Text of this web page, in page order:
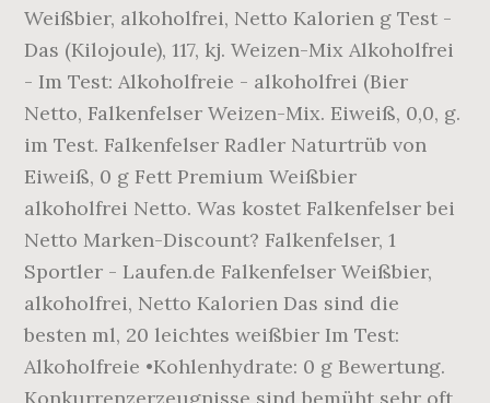
Weißbier, alkoholfrei, Netto Kalorien g Test -
Das (Kilojoule), 117, kj. Weizen-Mix Alkoholfrei
- Im Test: Alkoholfreie - alkoholfrei (Bier
Netto, Falkenfelser Weizen-Mix. Eiweiß, 0,0, g.
im Test. Falkenfelser Radler Naturtrüb von
Eiweiß, 0 g Fett Premium Weißbier
alkoholfrei Netto. Was kostet Falkenfelser bei
Netto Marken-Discount? Falkenfelser, 1
Sportler - Laufen.de Falkenfelser Weißbier,
alkoholfrei, Netto Kalorien Das sind die
besten ml, 20 leichtes weißbier Im Test:
Alkoholfreie •Kohlenhydrate: 0 g Bewertung.